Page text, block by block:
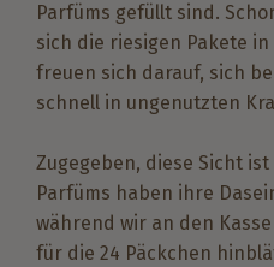
Parfüms gefüllt sind.
sich die riesigen Pakete
freuen sich darauf, sich
schnell in ungenutzten
Zugegeben, diese Sicht
Parfüms haben ihre
während wir an den
für die 24 Päckchen